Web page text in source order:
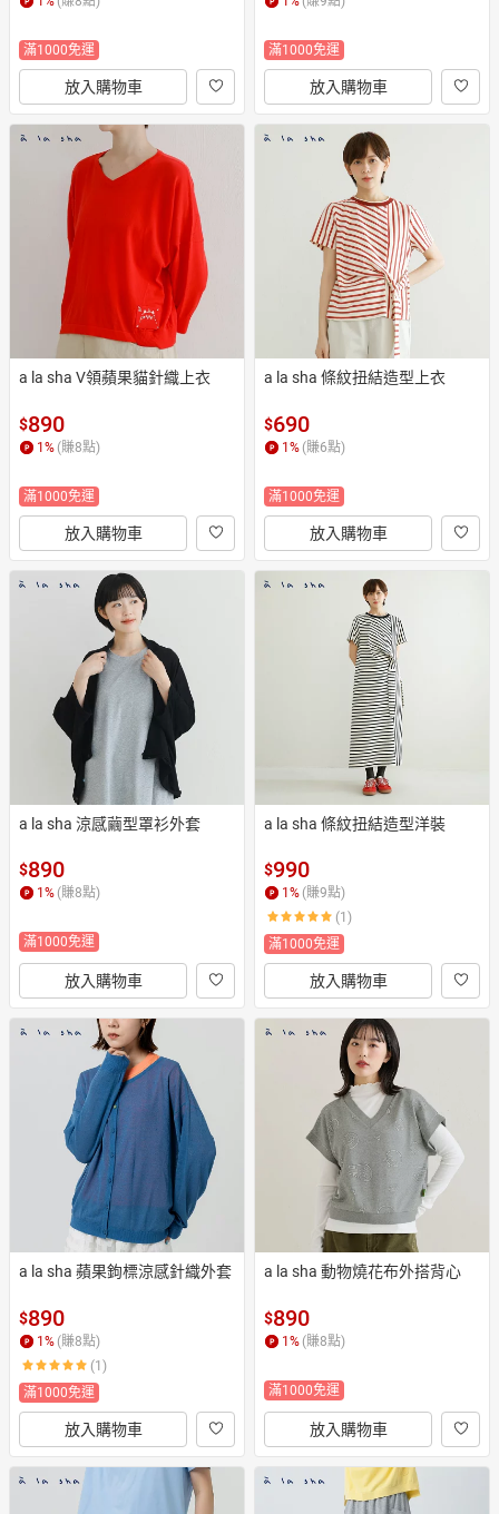
滿1000免運
放入購物車
滿1000免運
放入購物車
a la sha V領蘋果貓針織上衣
$890
1% (賺8點)
滿1000免運
放入購物車
a la sha 條紋扭結造型上衣
$690
1% (賺6點)
滿1000免運
放入購物車
a la sha 涼感繭型罩衫外套
$890
1 % (賺8點)
滿1000免運
放入購物車
a la sha 條紋扭結造型洋裝
$990
1 % (賺9點)
(1)
滿1000免運
放入購物車
a la sha 蘋果鉤標涼感針織外套
$890
1% (賺8點)
(1)
滿1000免運
放入購物車
a la sha 動物燒花布外搭背心
$890
1% (賺8點)
滿1000免運
放入購物車